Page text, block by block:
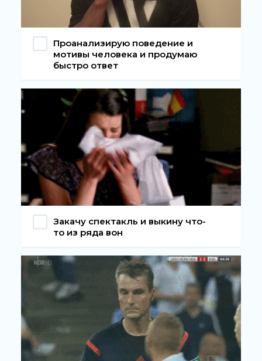
Проанализирую поведение и
мотивы человека и продумаю
быстро ответ
Закачу спектакль и выкину что-
то из ряда вон